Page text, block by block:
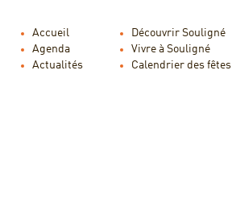
Accueil
Agenda
Actualités
Découvrir Souligné
Vivre à Souligné
Calendrier des fêtes